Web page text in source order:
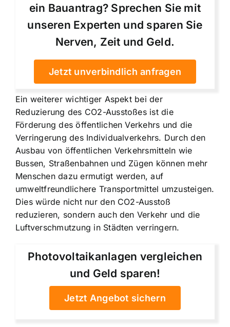
ein Bauantrag? Sprechen Sie mit
unseren Experten und sparen Sie
Nerven, Zeit und Geld.
Jetzt unverbindlich anfragen
Ein weiterer wichtiger Aspekt bei der
Reduzierung des CO2-Ausstoßes ist die
Förderung des öffentlichen Verkehrs und die
Verringerung des Individualverkehrs. Durch den
Ausbau von öffentlichen Verkehrsmitteln wie
Bussen, Straßenbahnen und Zügen können mehr
Menschen dazu ermutigt werden, auf
umweltfreundlichere Transportmittel umzusteigen.
Dies würde nicht nur den CO2-Ausstoß
reduzieren, sondern auch den Verkehr und die
Luftverschmutzung in Städten verringern.
Photovoltaikanlagen vergleichen
und Geld sparen!
Jetzt Angebot sichern